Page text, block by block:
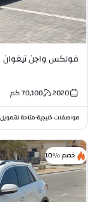
فولكس واجن تيغوان 2.0L I4
2020
70,100كم
مواصفات خليجية•متاحة للتمويل
خصم %10